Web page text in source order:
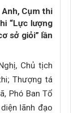
Cụm thi
“Lực lượng
sở giỏi” lần
Chủ tịch
Thượng tá
Phó Ban Tổ
lãnh đạo